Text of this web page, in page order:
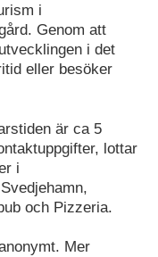
i
Genom att
i det
eller besöker
är ca 5
lottar
i
och Pizzeria.
Mer